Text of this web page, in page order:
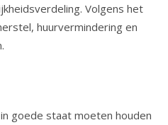
Volgens het
huurvermindering en
goede staat moeten houden